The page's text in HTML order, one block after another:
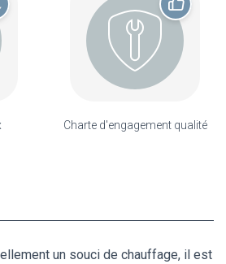
Charte d'engagement qualité
un souci de chauffage, il est